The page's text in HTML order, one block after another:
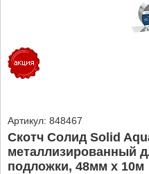
Артикул: 848467
Скотч Солид Solid
металлизированный
подложки, 48мм х 10м